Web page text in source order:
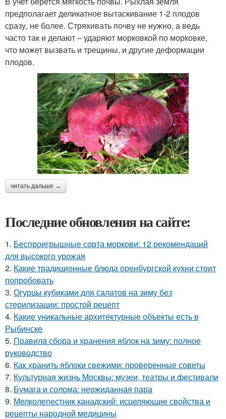
предполагает деликатное вытаскивание 1-2 плодов
сразу, не более. Стряхивать почву не нужно, а ведь
часто так и делают – ударяют морковкой по морковке,
что может вызвать и трещины, и другие деформации
плодов.
читать дальше →
Последние обновления на сайте:
1. Беспроигрышные сорта моркови: 12 рекомендаций
для высокого урожая
2. Какие традиционные блюда оренбургской кухни стоит
попробовать
3. Огурцы кубиками для салатов на зиму без
стерилизации: простой рецепт
4. Какие уникальные архитектурные объекты есть в
Рыбинске
5. Правила сбора и хранения яблок на зиму: полное
руководство
6. Как хранить яблоки свежими: проверенные советы
7. Культурная жизнь Москвы: музеи, театры и фестивали
8. Бумага и солома: неожиданная пара
9. Мелколепестник канадский: исцеляющие свойства и
рецепты народной медицины